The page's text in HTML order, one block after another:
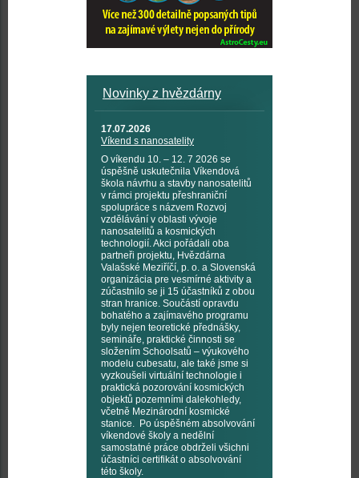
Novinky z hvězdárny
17.07.2026
Víkend s nanosatelity
O víkendu 10. – 12. 7 2026 se
úspěšně uskutečnila Víkendová
škola návrhu a stavby nanosatelitů
v rámci projektu přeshraniční
spolupráce s názvem Rozvoj
vzdělávání v oblasti vývoje
nanosatelitů a kosmických
technologií. Akci pořádali oba
partneři projektu, Hvězdárna
Valašské Meziříčí, p. o. a Slovenská
organizácia pre vesmírné aktivity a
zúčastnilo se ji 15 účastníků z obou
stran hranice. Součástí opravdu
bohatého a zajímavého programu
byly nejen teoretické přednášky,
semináře, praktické činnosti se
složením Schoolsatů – výukového
modelu cubesatu, ale také jsme si
vyzkoušeli virtuální technologie i
praktická pozorování kosmických
objektů pozemními dalekohledy,
včetně Mezinárodní kosmické
stanice. Po úspěšném absolvování
víkendové školy a nedělní
samostatné práce obdrželi všichni
účastníci certifikát o absolvování
této školy.